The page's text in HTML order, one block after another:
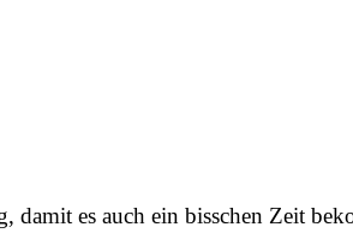
damit es auch ein bisschen Zeit